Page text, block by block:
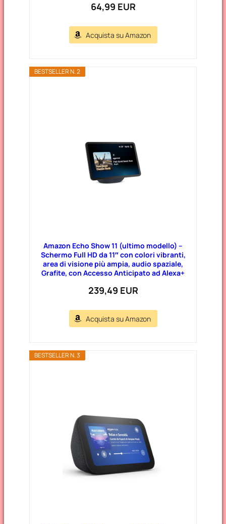
64,99 EUR
Acquista su Amazon
BESTSELLER N. 2
Amazon Echo Show 11 (ultimo modello) –
Schermo Full HD da 11″ con colori vibranti,
area di visione più ampia, audio spaziale,
Grafite, con Accesso Anticipato ad Alexa+
239,49 EUR
Acquista su Amazon
BESTSELLER N. 3